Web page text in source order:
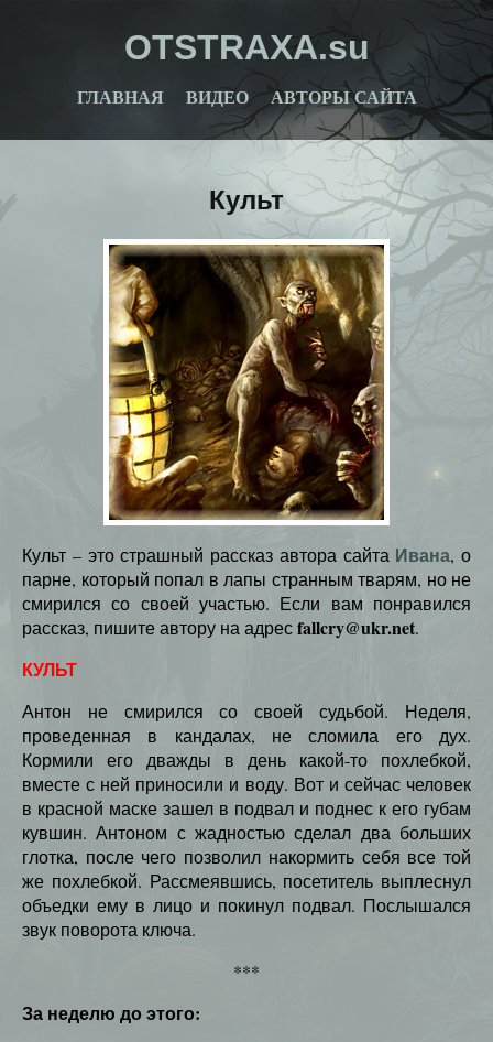
OTSTRAXA.su
ГЛАВНАЯ ВИДЕО АВТОРЫ САЙТА
Культ
Культ – это страшный рассказ автора сайта Ивана, о
парне, который попал в лапы странным тварям, но не
смирился со своей участью. Если вам понравился
рассказ, пишите автору на адресfallcry@ukr.net.
КУЛЬТ
Антон не смирился со своей судьбой. Неделя,
проведенная в кандалах, не сломила его дух.
Кормили его дважды в день какой-то похлебкой,
вместе с ней приносили и воду. Вот и сейчас человек
в красной маске зашел в подвал и поднес к его губам
кувшин. Антоном с жадностью сделал два больших
глотка, после чего позволил накормить себя все той
же похлебкой. Рассмеявшись, посетитель выплеснул
объедки ему в лицо и покинул подвал. Послышался
звук поворота ключа.
***
За неделю до этого: